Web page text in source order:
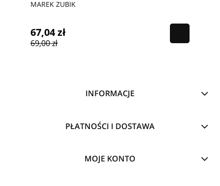
MAREK ZUBIK
67,04 zł
69,00 zł
INFORMACJE
PŁATNOŚCI I DOSTAWA
MOJE KONTO